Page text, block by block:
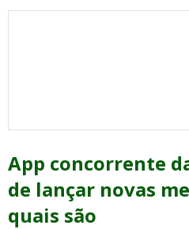
App concorrente
de lançar novas
quais são